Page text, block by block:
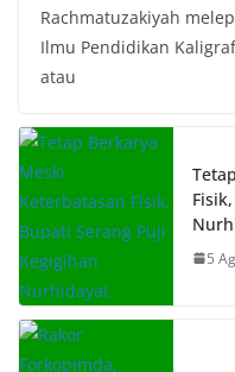
Rachmatuzakiyah
Ilmu Pendidikan
atau
5